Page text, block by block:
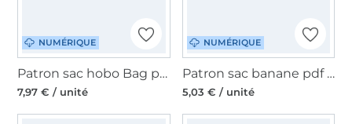
NUMÉRIQUE
Patron sac hobo Bag pdf Resa Pro CreaResa, en allemand
7,97 € / unité
NUMÉRIQUE
Patron sac banane pdf Sew Simple, allemand
5,03 € / unité